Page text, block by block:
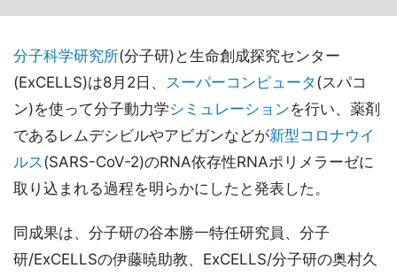
分子科学研究所(分子研)と生命創成探究センター
(ExCELLS)は8月2日、 スーパーコンピュータ (スパコ
ン)を使って分子動力学シミュレーションを行い、薬剤
であるレムデシビルやアビガンなどが新型コロナウイ
ルス(SARS-CoV-2)のRNA依存性RNAポリメラーゼに
取り込まれる過程を明らかにしたと発表した。
同成果は、分子研の谷本勝一特任研究員、分子
研/ExCELLSの伊藤暁助教、ExCELLS/分子研の奥村久